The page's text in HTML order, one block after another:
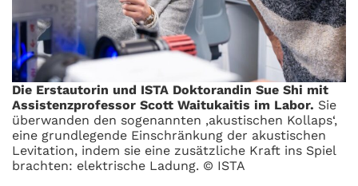
Die Erstautorin und ISTA Doktorandin Sue Shi mit
Assistenzprofessor Scott Waitukaitis im Labor. Sie
überwanden den sogenannten ‚akustischen Kollaps‘,
eine grundlegende Einschränkung der akustischen
Levitation, indem sie eine zusätzliche Kraft ins Spiel
brachten: elektrische Ladung. © ISTA